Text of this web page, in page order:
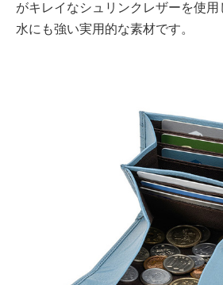
がキレイなシュリンクレザーを使用
水にも強い実用的な素材です。